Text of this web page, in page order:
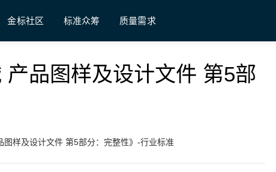
金标社区 标准众筹 质量需求
品图样及设计文件 第5部
样及设计文件 第5部分：完整性》-行业标准